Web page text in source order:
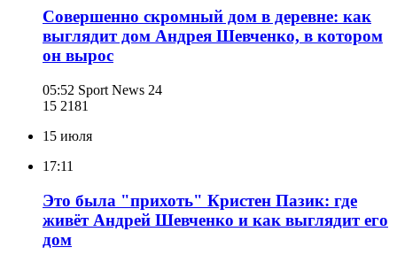
Совершенно скромный дом в деревне: как
выглядит дом Андрея Шевченко, в котором
он вырос
05:52 Sport News 24
15 2181
15 июля
17:11
Это была "прихоть" Кристен Пазик: где
живёт Андрей Шевченко и как выглядит его
дом